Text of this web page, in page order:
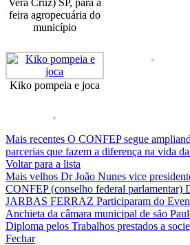
feira agropecuária do
município
Kiko pompeia e joca
Mais recentes O CONFEP segue
parcerias que fazem a diferença na vida
Voltar para a lista
Mais velhos Dr João Nunes vice
CONFEP (conselho federal parlamentar)
JARBAS FERRAZ Participaram do
Anchieta da câmara municipal de são
Diploma pelos Trabalhos prestados a
Fechar